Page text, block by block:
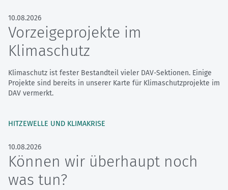
10.08.2026
Vorzeigeprojekte im
Klimaschutz
Klimaschutz ist fester Bestandteil vieler DAV-Sektionen. Einige
Projekte sind bereits in unserer Karte für Klimaschutzprojekte im
DAV vermerkt.
HITZEWELLE UND KLIMAKRISE
10.08.2026
Können wir überhaupt noch
was tun?